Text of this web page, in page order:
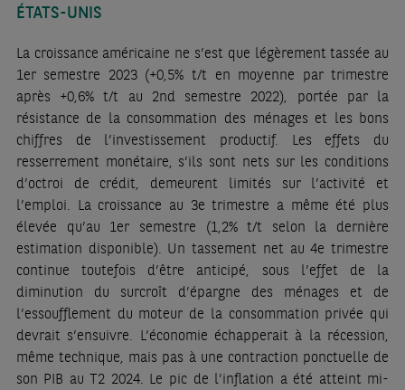
ÉTATS-UNIS
La croissance américaine ne s’est que légèrement tassée au
1er semestre 2023 (+0,5% t/t en moyenne par trimestre
après +0,6% t/t au 2nd semestre 2022), portée par la
résistance de la consommation des ménages et les bons
chiffres de l’investissement productif. Les effets du
resserrement monétaire, s’ils sont nets sur les conditions
d’octroi de crédit, demeurent limités sur l’activité et
l’emploi. La croissance au 3e trimestre a même été plus
élevée qu’au 1er semestre (1,2% t/t selon la dernière
estimation disponible). Un tassement net au 4e trimestre
continue toutefois d’être anticipé, sous l’effet de la
diminution du surcroît d’épargne des ménages et de
l’essoufflement du moteur de la consommation privée qui
devrait s’ensuivre. L’économie échapperait à la récession,
même technique, mais pas à une contraction ponctuelle de
son PIB au T2 2024. Le pic de l’inflation a été atteint mi-